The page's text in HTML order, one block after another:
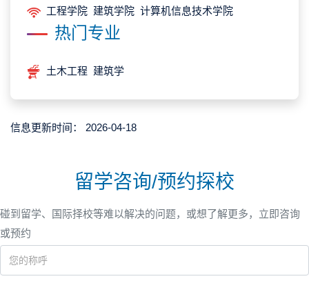
工程学院 建筑学院 计算机信息技术学院
热门专业
土木工程 建筑学
信息更新时间： 2026-04-18
留学咨询/预约探校
碰到留学、国际择校等难以解决的问题，或想了解更多，立即咨询
或预约